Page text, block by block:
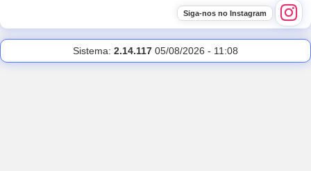
Sistema: 2.14.117 05/08/2026 - 11:08